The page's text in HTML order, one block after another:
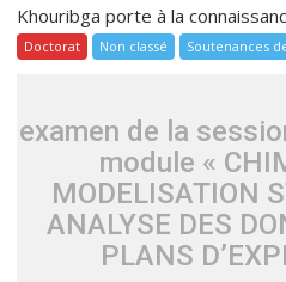
Khouribga porte à la
Doctorat Non classé Soutenances
examen de la
module «
MODELISATION
ANALYSE DES
PLANS